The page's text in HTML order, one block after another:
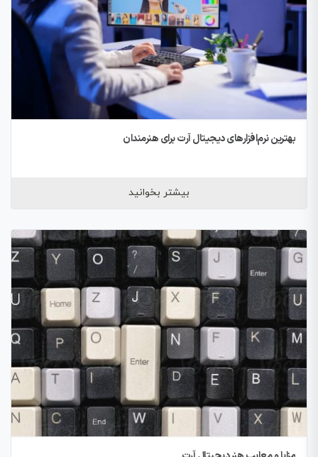
بهترین نرم‌افزارهای دیجیتال آرت برای هنرمندان
بیشتر بخوانید